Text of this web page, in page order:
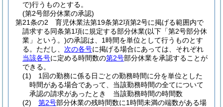
で)行うものとする。
(第2号部分休業の承認)
第21条の2
育児休業法第19条第2項第2号に掲げる範囲内で
請求する同条第1項に規定する部分休業(以下「第2号部分休
業」という。)の承認は、1時間を単位として行うものとす
る。 ただし、 次の各号に掲げる場合にあっては、それぞれ
当該各号に定める時間数の第2号部分休業を承認することが
できる。
(1)
1回の勤務に係る日ごとの勤務時間に分を単位とした
時間がある場合であって、当該勤務時間の全てについて
承認の請求があったとき 当該勤務時間の時間数
(2)
第2号部分休業の残時間数に1時間未満の端数がある場